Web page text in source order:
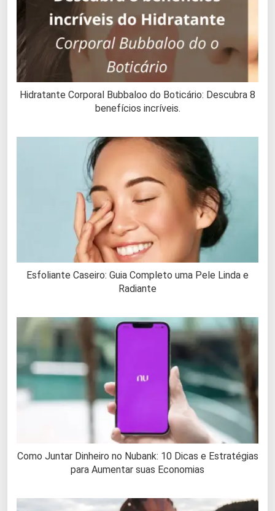
Hidratante Corporal Bubbaloo do Boticário: Descubra 8
benefícios incríveis.
Esfoliante Caseiro: Guia Completo uma Pele Linda e
Radiante
Como Juntar Dinheiro no Nubank: 10 Dicas e Estratégias
para Aumentar suas Economias